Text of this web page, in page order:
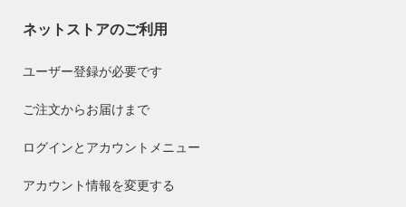
ネットストアのご利用
ユーザー登録が必要です
ご注文からお届けまで
ログインとアカウントメニュー
アカウント情報を変更する